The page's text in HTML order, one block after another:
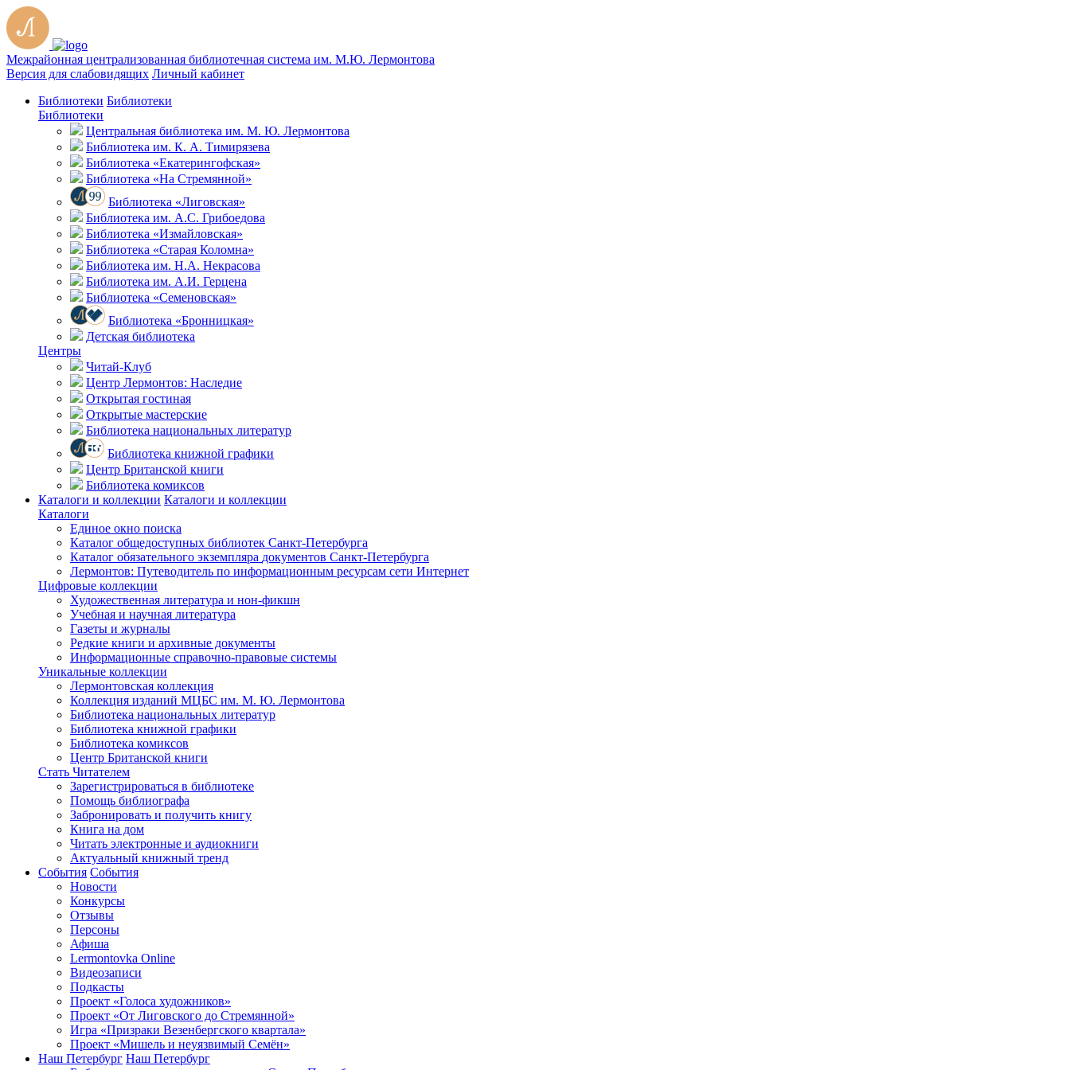
Межрайонная централизованная библиотечная система им. М.Ю. Лермонтова
Версия для слабовидящих Личный кабинет
Библиотеки Библиотеки
Библиотеки
Центральная библиотека им. М. Ю. Лермонтова
Библиотека им. К. А. Тимирязева
Библиотека «Екатерингофская»
Библиотека «На Стремянной»
Библиотека «Лиговская»
Библиотека им. А.С. Грибоедова
Библиотека «Измайловская»
Библиотека «Старая Коломна»
Библиотека им. Н.А. Некрасова
Библиотека им. А.И. Герцена
Библиотека «Семеновская»
Библиотека «Бронницкая»
Детская библиотека
Центры
Читай-Клуб
Центр Лермонтов: Наследие
Открытая гостиная
Открытые мастерские
Библиотека национальных литератур
Библиотека книжной графики
Центр Британской книги
Библиотека комиксов
Каталоги и коллекции Каталоги и коллекции
Каталоги
Единое окно поиска
Каталог общедоступных библиотек Санкт-Петербурга
Каталог обязательного экземпляра документов Санкт-Петербурга
Лермонтов: Путеводитель по информационным ресурсам сети Интернет
Цифровые коллекции
Художественная литература и нон-фикшн
Учебная и научная литература
Газеты и журналы
Редкие книги и архивные документы
Информационные справочно-правовые системы
Уникальные коллекции
Лермонтовская коллекция
Коллекция изданий МЦБС им. М. Ю. Лермонтова
Библиотека национальных литератур
Библиотека книжной графики
Библиотека комиксов
Центр Британской книги
Стать Читателем
Зарегистрироваться в библиотеке
Помощь библиографа
Забронировать и получить книгу
Книга на дом
Читать электронные и аудиокниги
Актуальный книжный тренд
События События
Новости
Конкурсы
Отзывы
Персоны
Афиша
Lermontovka Online
Видеозаписи
Подкасты
Проект «Голоса художников»
Проект «От Лиговского до Стремянной»
Игра «Призраки Везенбергского квартала»
Проект «Мишель и неуязвимый Семён»
Наш Петербург Наш Петербург